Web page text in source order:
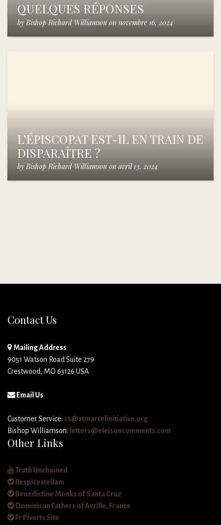
QUELQUES RÉPONSES
by Bishop Richard Williamson on novembre 16, 2024
L’ÉPISCOPAT EST-IL EN TRAIN DE
DISPARAÎTRE ?
by Bishop Richard Williamson on avril 13, 2024
Contact Us
Mailing Address
9051 Watson Road Suite 279
Crestwood, MO 63126 USA
Email Us
Customer Service: cs@stmarcelinitiative.org
Bishop Williamson: letters@eleisoncomments.com
Other Links
Truth Unchained
Respicestellam
Benedictine Monks of Santa Cruz
Dominican Fathers of Avrille, France
Fr Piverts Site